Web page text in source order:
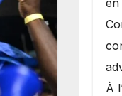
À